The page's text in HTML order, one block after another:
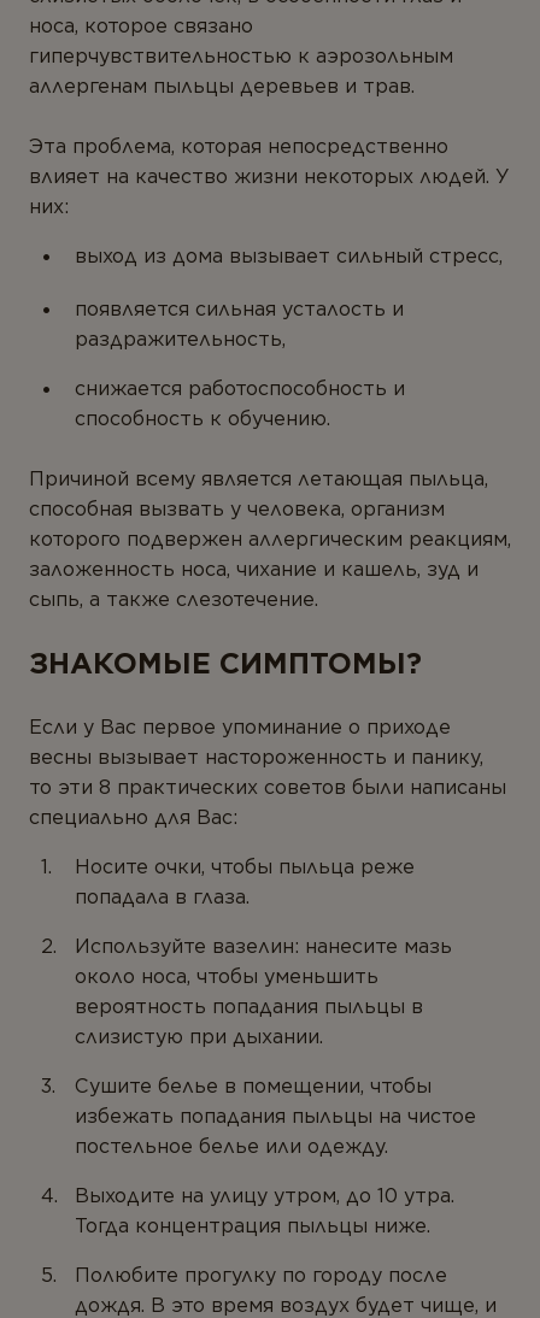
Антиоксиданты
Магний
Пробиотики
Белок и аминокислоты
Коэнзим
Растения
Ферменты
Вегетарианство и веганство
ЛИНЕЙКИ ПРОДУКТОВ
Серия для детей
Линейка Омега-3
носа, которое связано
гиперчувствительностью к аэрозольным
аллергенам пыльцы деревьев и трав.
Эта проблема, которая непосредственно
влияет на качество жизни некоторых людей. У
них:
выход из дома вызывает сильный стресс,
появляется сильная усталость и
раздражительность,
снижается работоспособность и
способность к обучению.
Причиной всему является летающая пыльца,
способная вызвать у человека, организм
которого подвержен аллергическим реакциям,
заложенность носа, чихание и кашель, зуд и
сыпь, а также слезотечение.
ЗНАКОМЫЕ СИМПТОМЫ?
Если у Вас первое упоминание о приходе
весны вызывает настороженность и панику,
то эти 8 практических советов были написаны
специально для Вас:
Носите очки, чтобы пыльца реже
попадала в глаза.
Используйте вазелин: нанесите мазь
около носа, чтобы уменьшить
вероятность попадания пыльцы в
слизистую при дыхании.
Сушите белье в помещении, чтобы
избежать попадания пыльцы на чистое
постельное белье или одежду.
Выходите на улицу утром, до 10 утра.
Тогда концентрация пыльцы ниже.
Полюбите прогулку по городу после
дождя. В это время воздух будет чище, и